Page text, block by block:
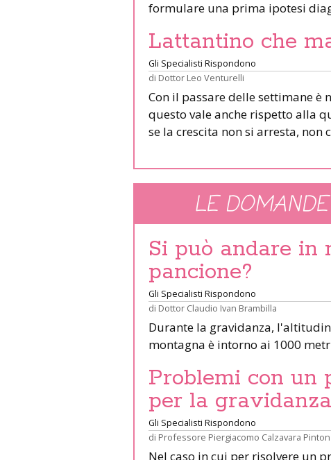
formulare una prima ipotesi
Lattantino che
Gli Specialisti Rispondono
di Dottor Leo Venturelli
Con il passare delle settimane
questo vale anche rispetto alla
se la crescita non si arresta, non
LE
Si può andare in
pancione?
Gli Specialisti Rispondono
di Dottor Claudio Ivan Brambilla
Durante la gravidanza,
montagna è intorno ai 1000
Problemi con un
per la
Gli Specialisti Rispondono
di Professore Piergiacomo Calzavara Pinton
Nel caso in cui per risolvere un